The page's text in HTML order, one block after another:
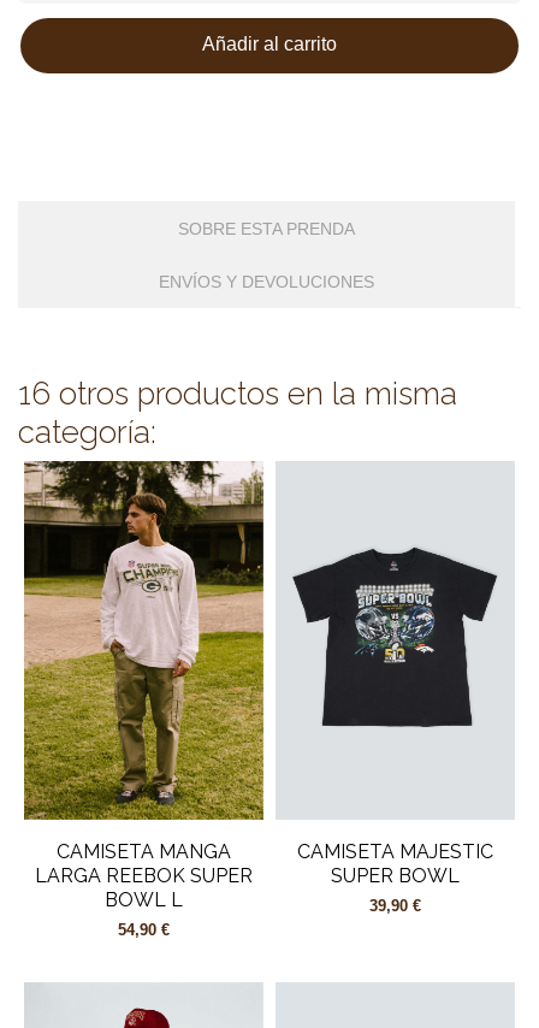
Añadir al carrito
SOBRE ESTA PRENDA
ENVÍOS Y DEVOLUCIONES
16 otros productos en la misma
categoría:
CAMISETA MANGA
LARGA REEBOK SUPER
BOWL L
54,90 €
CAMISETA MAJESTIC
SUPER BOWL
39,90 €